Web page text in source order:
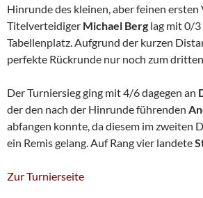
Hinrunde des kleinen, aber feinen
Titelverteidiger Michael Berg lag mit 0/
Tabellenplatz. Aufgrund der kurzen
perfekte Rückrunde nur noch zum
Der Turniersieg ging mit 4/6 dagegen an
der den nach der Hinrunde führenden
abfangen konnte, da diesem im zweiten
ein Remis gelang. Auf Rang vier landete
Zur Turnierseite